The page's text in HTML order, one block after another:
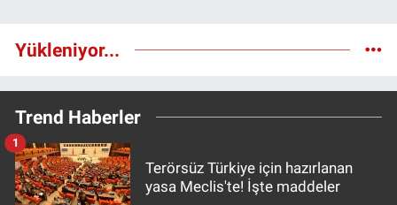
Yükleniyor...
Trend Haberler
Terörsüz Türkiye için hazırlanan
yasa Meclis'te! İşte maddeler
1